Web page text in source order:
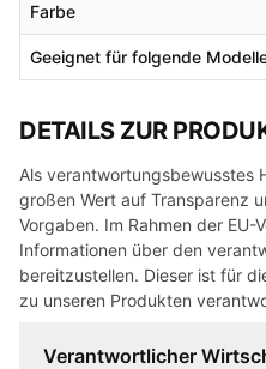
Farbe
Geeignet für folgende
DETAILS ZUR
Als verantwortungsbewusstes
großen Wert auf Transparenz
Vorgaben. Im Rahmen der
Informationen über den
bereitzustellen. Dieser ist für
zu unseren Produkten
Verantwortlicher